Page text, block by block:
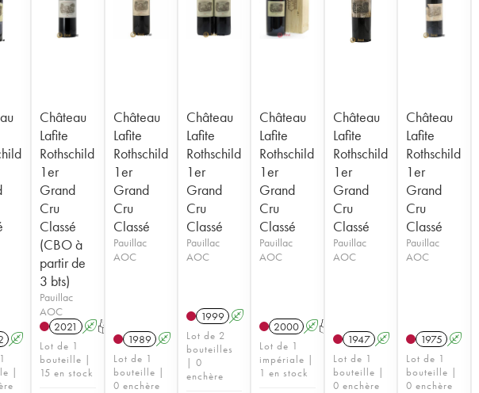
A
|
Château
Lafite
Rothschild
1er
Grand
Cru
Classé
(CBO à
partir de
3 bts)
Pauillac
AOC
2021
AT
Lot de 1
bouteille |
15 en stock
Château
Lafite
Rothschild
1er
Grand
Cru
Classé
Pauillac
AOC
1989 A
Lot de 1
bouteille |
0 enchère
Château
Lafite
Rothschild
1er
Grand
Cru
Classé
Pauillac
AOC
1999 A
Lot de 2
bouteilles
| 0
enchère
Château
Lafite
Rothschild
1er
Grand
Cru
Classé
Pauillac
AOC
2000 AT
Lot de 1
impériale |
1 en stock
Château
Lafite
Rothschild
1er
Grand
Cru
Classé
Pauillac
AOC
1947 A
Lot de 1
bouteille |
0 enchère
Château
Lafite
Rothschild
1er
Grand
Cru
Classé
Pauillac
AOC
1975 A
Lot de 1
bouteille |
0 enchère